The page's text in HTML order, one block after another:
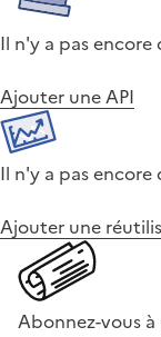
Il n'y a pas encore
Ajouter une API
Il n'y a pas encore
Ajouter une
Abonnez-vous